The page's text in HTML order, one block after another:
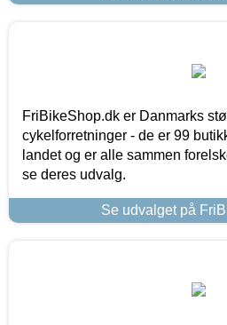
FriBikeShop.dk er Danmarks
cykelforretninger - de er 99
landet og er alle sammen
se deres udvalg.
Se udvalget på